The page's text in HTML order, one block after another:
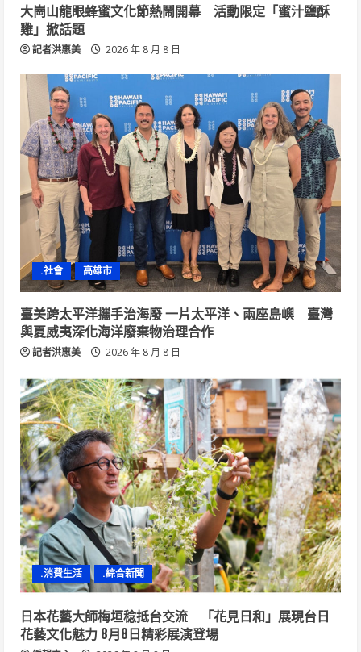
大崗山龍眼蜂蜜文化節熱鬧開幕 活動限定「蜜汁鹽酥
雞」掀話題
記者洪惠美 2026 年 8 月 8 日
.社會 高雄市
臺美跨太平洋攜手治海廢 一片太平洋、兩座島嶼 臺灣
與夏威夷深化海洋廢棄物治理合作
記者洪惠美 2026 年 8 月 8 日
.消費生活 .綜合新聞
日本花藝大師梅垣稔抵台交流 「花見日和」展現台日
花藝文化魅力 8月8日精彩展演登場